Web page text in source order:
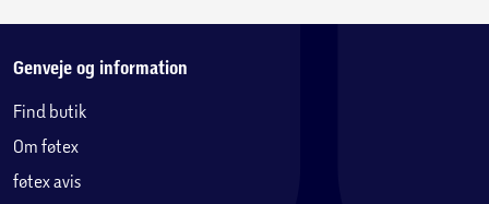
Genveje og information
Find butik
Om føtex
føtex avis